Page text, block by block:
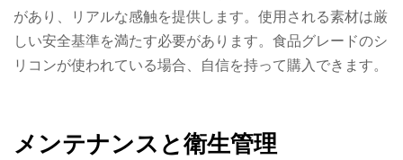
があり、リアルな感触を提供します。使用される素材は厳
しい安全基準を満たす必要があります。食品グレードのシ
リコンが使われている場合、自信を持って購入できます。
メンテナンスと衛生管理